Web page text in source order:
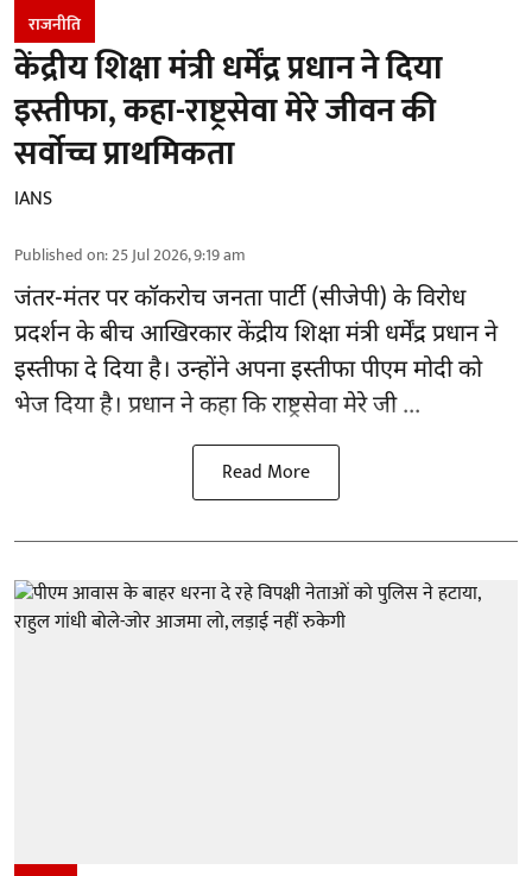
राजनीति
केंद्रीय शिक्षा मंत्री धर्मेंद्र प्रधान ने दिया
इस्तीफा, कहा-राष्ट्रसेवा मेरे जीवन की
सर्वोच्च प्राथमिकता
IANS
Published on:25 Jul 2026, 9:19 am
जंतर-मंतर परकॉकरोच जनता पार्टी (सीजेपी) के विरोध
प्रदर्शन के बीच आखिरकार केंद्रीय शिक्षा मंत्री धर्मेंद्र प्रधान ने
इस्तीफा दे दिया है। उन्होंने अपना इस्तीफा पीएम मोदी को
भेज दिया है। प्रधान ने कहा कि राष्ट्रसेवा मेरे जी ...
Read More